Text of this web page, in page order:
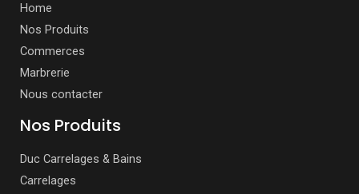
Home
Nos Produits
Commerces
Marbrerie
Nous contacter
Nos Produits
Duc Carrelages & Bains
Carrelages